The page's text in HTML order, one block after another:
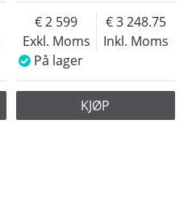
Exkl. Moms
2 599
Inkl. Moms
3 248.75
På lager
KJØP